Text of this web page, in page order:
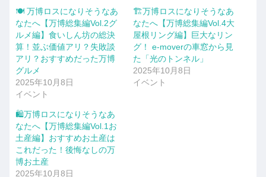
🍽️ 万博ロスになりそうなあ
なたへ【万博総集編Vol.2グ
ルメ編】食いしん坊の総決
算！並ぶ価値アリ？失敗談
アリ？おすすめだった万博
グルメ
2025年10月8日
イベント
🏗️万博ロスになりそうなあ
なたへ【万博総集編Vol.4大
屋根リング編】巨大なリン
グ！ e-moverの車窓から見
た「光のトンネル」
2025年10月8日
イベント
🛍️万博ロスになりそうなあ
なたへ【万博総集編Vol.1お
土産編】おすすめお土産は
これだった！後悔なしの万
博お土産
2025年10月8日